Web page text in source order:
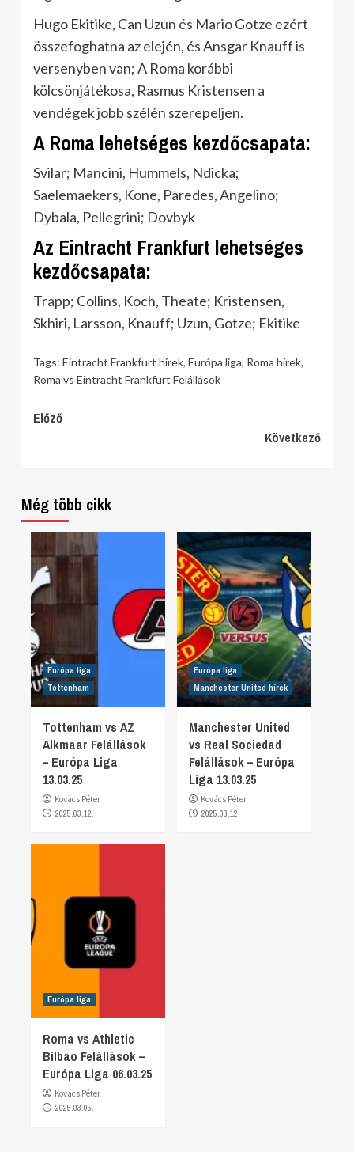
Hugo Ekitike, Can Uzun és Mario Gotze ezért
összefoghatna az elején, és Ansgar Knauff is
versenyben van; A Roma korábbi
kölcsönjátékosa, Rasmus Kristensen a
vendégek jobb szélén szerepeljen.
A Roma lehetséges kezdőcsapata:
Svilar; Mancini, Hummels, Ndicka;
Saelemaekers, Kone, Paredes, Angelino;
Dybala, Pellegrini; Dovbyk
Az Eintracht Frankfurt lehetséges
kezdőcsapata:
Trapp; Collins, Koch, Theate; Kristensen,
Skhiri, Larsson, Knauff; Uzun, Gotze; Ekitike
Tags: Eintracht Frankfurt hírek, Európa liga, Roma hírek,
Roma vs Eintracht Frankfurt Felállások
Continue
Előző
Következő
Még több cikk
Európa liga
Tottenham
Tottenham vs AZ
Alkmaar Felállások
– Európa Liga
13.03.25
Kovács Péter
2025.03.12.
Európa liga
Manchester United hírek
Manchester United
vs Real Sociedad
Felállások – Európa
Liga 13.03.25
Kovács Péter
2025.03.12.
Európa liga
Roma vs Athletic
Bilbao Felállások –
Európa Liga 06.03.25
Kovács Péter
2025.03.05.